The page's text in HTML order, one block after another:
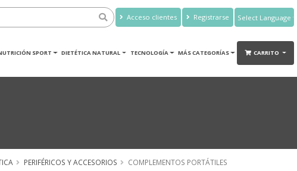
Acceso clientes Registrarse
Translate
SPORT DIETÉTICA NATURAL TECNOLOGÍA MÁS CATEGORÍAS CARRITO
PERIFÉRICOS Y ACCESORIOS COMPLEMENTOS PORTÁTILES